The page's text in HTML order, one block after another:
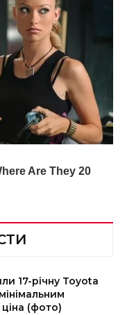
17-річну Toyota
(фото)